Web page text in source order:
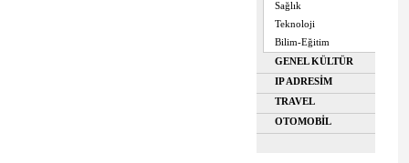
Sağlık
Teknoloji
Bilim-Eğitim
GENEL KÜLTÜR
IP ADRESİM
TRAVEL
OTOMOBİL